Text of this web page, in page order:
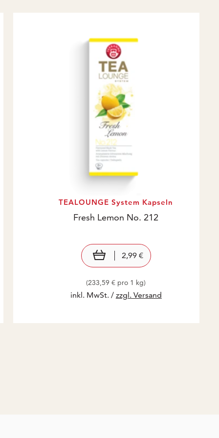
TEALOUNGE System Kapseln
Fresh Lemon No. 212
In den Warenkorb
2,99 €
(233,59 € pro 1 kg)
inkl. MwSt. / zzgl. Versand